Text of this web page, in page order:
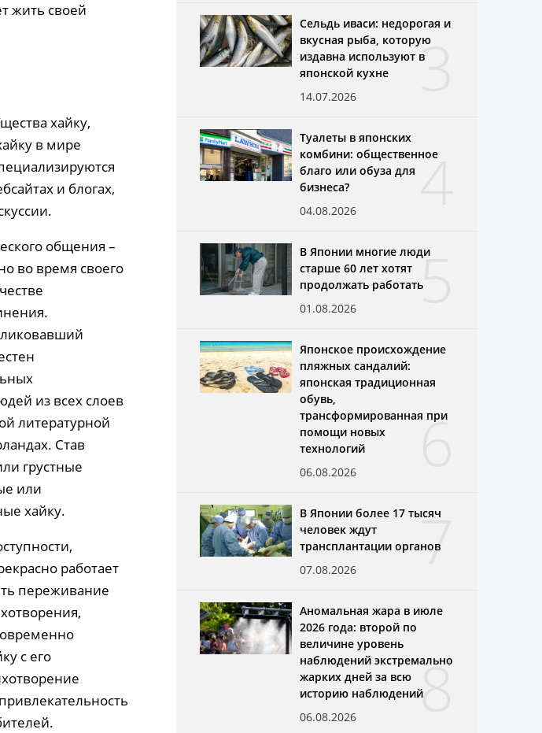
жить своей
хайку,
в мире
и блогах,
общения –
во время своего
из всех слоев
литературной
Став
грустные
или
хайку.
работает
переживание
с его
3
Сельдь иваси: недорогая и
вкусная рыба, которую
издавна используют в
японской кухне
14.07.2026
4
Туалеты в японских
комбини: общественное
благо или обуза для
бизнеса?
04.08.2026
5
В Японии многие люди
старше 60 лет хотят
продолжать работать
01.08.2026
6
Японское происхождение
пляжных сандалий:
японская традиционная
обувь,
трансформированная при
помощи новых
технологий
06.08.2026
7
В Японии более 17 тысяч
человек ждут
трансплантации органов
07.08.2026
8
Аномальная жара в июле
2026 года: второй по
величине уровень
наблюдений экстремально
жарких дней за всю
историю наблюдений
06.08.2026